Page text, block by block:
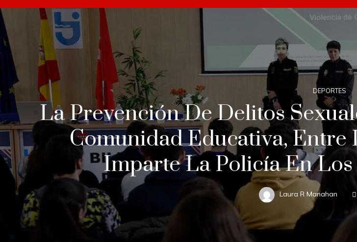
DEPORTES
La Prevención De Delitos
Comunidad Educativa, Entre
Imparte La Policía En
Laura R Manahan